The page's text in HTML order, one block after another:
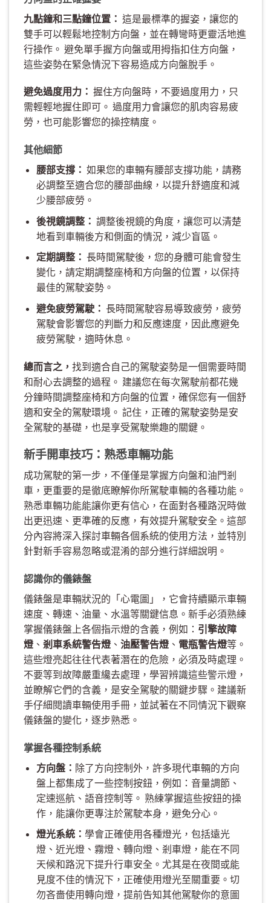
九點鐘和三點鐘位置： 這是最標準的握姿，讓您的
雙手可以輕鬆地控制方向盤，並在轉彎時更靈活地進
行操作。 避免單手握方向盤或用拇指扣住方向盤，
這些姿勢在緊急情況下容易造成方向盤脫手。
避免過度用力： 握住方向盤時，不要過度用力，只
需輕輕地握住即可。 過度用力會讓您的肌肉容易疲
勞，也可能影響您的操控精度。
其他細節
腰部支撐： 如果您的車輛有腰部支撐功能，請務
必調整至適合您的腰部曲線，以提升舒適度和減
少腰部疲勞。
後視鏡調整： 調整後視鏡的角度，讓您可以清楚
地看到車輛後方和側面的情況，減少盲區。
定期調整： 長時間駕駛後，您的身體可能會發生
變化，請定期調整座椅和方向盤的位置，以保持
最佳的駕駛姿勢。
避免疲勞駕駛： 長時間駕駛容易導致疲勞，疲勞
駕駛會影響您的判斷力和反應速度，因此應避免
疲勞駕駛，適時休息。
總而言之， 找到適合自己的駕駛姿勢是一個需要時間
和耐心去調整的過程。 建議您在每次駕駛前都花幾
分鐘時間調整座椅和方向盤的位置，確保您有一個舒
適和安全的駕駛環境。 記住，正確的駕駛姿勢是安
全駕駛的基礎，也是享受駕駛樂趣的關鍵。
新手開車技巧：熟悉車輛功能
成功駕駛的第一步，不僅僅是掌握方向盤和油門剎
車，更重要的是徹底瞭解你所駕駛車輛的各種功能。
熟悉車輛功能能讓你更有信心，在面對各種路況時做
出更迅速、更準確的反應，有效提升駕駛安全。這部
分內容將深入探討車輛各個系統的使用方法，並特別
針對新手容易忽略或混淆的部分進行詳細說明。
認識你的儀錶盤
儀錶盤是車輛狀況的「心電圖」，它會持續顯示車輛
速度、轉速、油量、水溫等關鍵信息。新手必須熟練
掌握儀錶盤上各個指示燈的含義，例如： 引擎故障
燈、 剎車系統警告燈、 油壓警告燈、 電瓶警告燈等。
這些燈亮起往往代表著潛在的危險，必須及時處理。
不要等到故障嚴重纔去處理，學習辨識這些警示燈，
並瞭解它們的含義，是安全駕駛的關鍵步驟。建議新
手仔細閱讀車輛使用手冊，並試著在不同情況下觀察
儀錶盤的變化，逐步熟悉。
掌握各種控制系統
方向盤： 除了方向控制外，許多現代車輛的方向
盤上都集成了一些控制按鈕，例如：音量調節、
定速巡航、語音控制等。 熟練掌握這些按鈕的操
作，能讓你更專注於駕駛本身，避免分心。
燈光系統： 學會正確使用各種燈光，包括遠光
燈、近光燈、霧燈、轉向燈、剎車燈，能在不同
天候和路況下提升行車安全。尤其是在夜間或能
見度不佳的情況下，正確使用燈光至關重要。切
勿吝嗇使用轉向燈，提前告知其他駕駛你的意圖